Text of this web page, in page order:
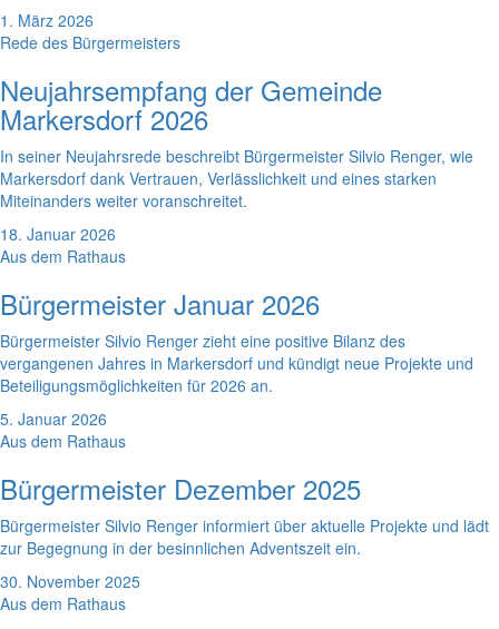
1. März 2026
Rede des Bürgermeisters
Neujahrsempfang der Gemeinde
Markersdorf 2026
In seiner Neujahrsrede beschreibt Bürgermeister Silvio Renger, wie
Markersdorf dank Vertrauen, Verlässlichkeit und eines starken
Miteinanders weiter voranschreitet.
18. Januar 2026
Aus dem Rathaus
Bürgermeister Januar 2026
Bürgermeister Silvio Renger zieht eine positive Bilanz des
vergangenen Jahres in Markersdorf und kündigt neue Projekte und
Beteiligungsmöglichkeiten für 2026 an.
5. Januar 2026
Aus dem Rathaus
Bürgermeister Dezember 2025
Bürgermeister Silvio Renger informiert über aktuelle Projekte und lädt
zur Begegnung in der besinnlichen Adventszeit ein.
30. November 2025
Aus dem Rathaus